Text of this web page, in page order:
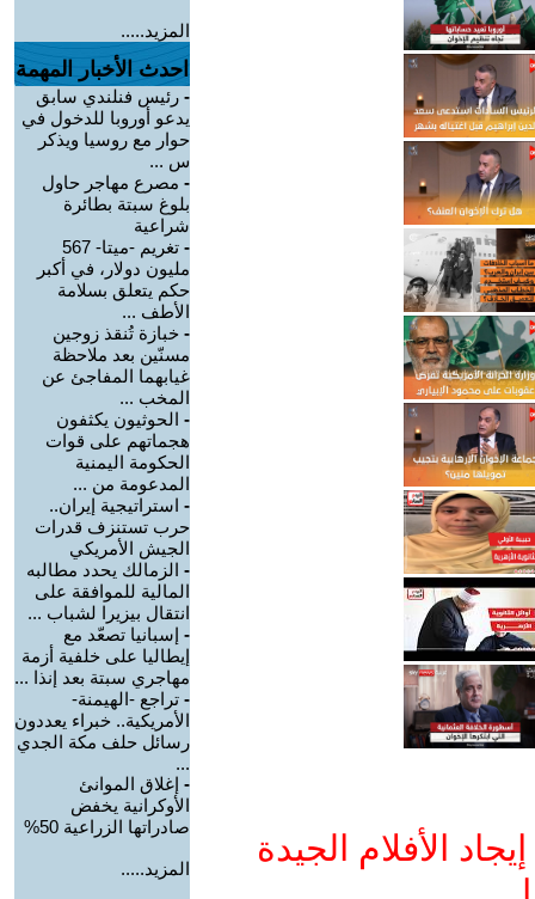
الأفلام الجيدة
المزيد.....
احدث الأخبار المهمة
- رئيس فنلندي سابق
يدعو أوروبا للدخول في
حوار مع روسيا ويذكر
س ...
- مصرع مهاجر حاول
بلوغ سبتة بطائرة
شراعية
-
تغريم -ميتا- 567
مليون دولار، في أكبر
حكم يتعلق بسلامة
الأطف ...
- خبازة تُنقذ زوجين
مسنّين بعد ملاحظة
غيابهما المفاجئ عن
المخب ...
- الحوثيون يكثفون
هجماتهم على قوات
الحكومة اليمنية
المدعومة من ...
- استراتيجية إيران..
حرب تستنزف قدرات
الجيش الأمريكي
- الزمالك يحدد مطالبه
المالية للموافقة على
انتقال بيزيرا لشباب ...
- إسبانيا تصعّد مع
إيطاليا على خلفية أزمة
مهاجري سبتة بعد إنذا ...
- تراجع -الهيمنة-
الأمريكية.. خبراء يعددون
رسائل حلف مكة الجدي
...
- إغلاق الموانئ
الأوكرانية يخفض
صادراتها الزراعية 50%
المزيد.....